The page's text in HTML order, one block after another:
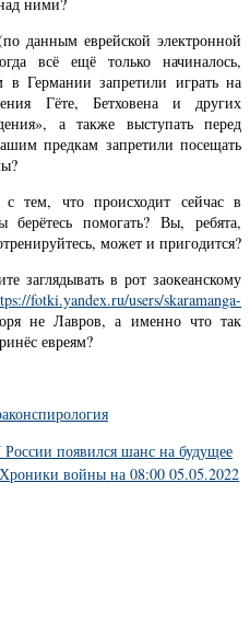
данным еврейской электронной
всё ещё только начиналось,
в Германии запретили играть на
Гёте, Бетховена и других
а также выступать перед
предкам запретили посещать
тем, что происходит сейчас в
помогать? Вы, ребята,
может и пригодится?
заглядывать в рот заокеанскому
fotki.yandex.ru/users/skaramanga-
не Лавров, а именно что так
евреям?
конспирология
появился шанс на будущее
Хроники войны на 08:00 05.05.2022